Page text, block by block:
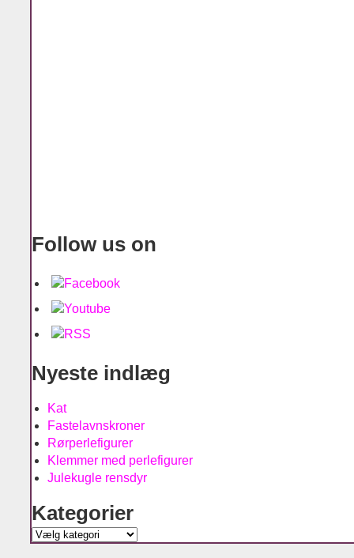
Follow us on
Nyeste indlæg
Kat
Fastelavnskroner
Rørperlefigurer
Klemmer med perlefigurer
Julekugle rensdyr
Kategorier
Kategorier